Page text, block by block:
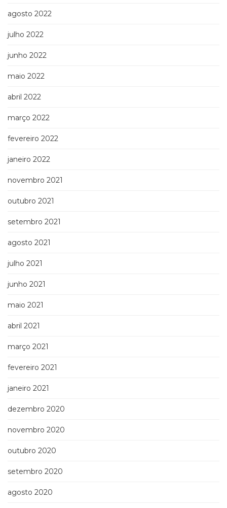
agosto 2022
julho 2022
junho 2022
maio 2022
abril 2022
março 2022
fevereiro 2022
janeiro 2022
novembro 2021
outubro 2021
setembro 2021
agosto 2021
julho 2021
junho 2021
maio 2021
abril 2021
março 2021
fevereiro 2021
janeiro 2021
dezembro 2020
novembro 2020
outubro 2020
setembro 2020
agosto 2020